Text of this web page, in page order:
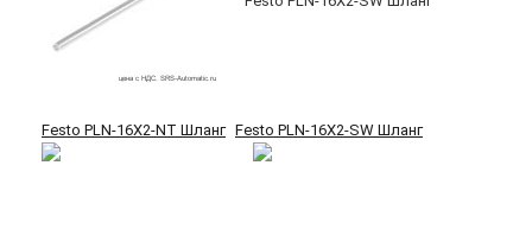
Festo PLN-16X2-NT Шланг Festo PLN-16X2-SW Шланг